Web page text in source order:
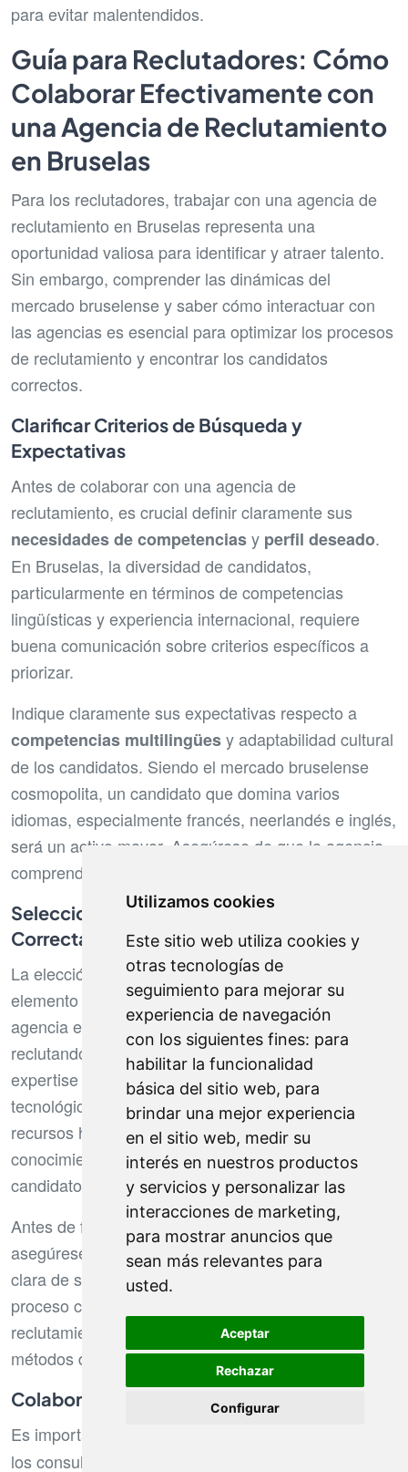
Utilizamos cookies
Este sitio web utiliza cookies y
otras tecnologías de
seguimiento para mejorar su
experiencia de navegación
con los siguientes fines: para
habilitar la funcionalidad
básica del sitio web, para
brindar una mejor experiencia
en el sitio web, medir su
interés en nuestros productos
y servicios y personalizar las
interacciones de marketing,
para mostrar anuncios que
sean más relevantes para
usted.
Aceptar
Rechazar
Configurar
para evitar malentendidos.
Guía para Reclutadores: Cómo
Colaborar Efectivamente con
una Agencia de Reclutamiento
en Bruselas
Para los reclutadores, trabajar con una agencia de
reclutamiento en Bruselas representa una
oportunidad valiosa para identificar y atraer talento.
Sin embargo, comprender las dinámicas del
mercado bruselense y saber cómo interactuar con
las agencias es esencial para optimizar los procesos
de reclutamiento y encontrar los candidatos
correctos.
Clarificar Criterios de Búsqueda y
Expectativas
Antes de colaborar con una agencia de
reclutamiento, es crucial definir claramente sus
necesidades de competenciasy perfil deseado.
En Bruselas, la diversidad de candidatos,
particularmente en términos de competencias
lingüísticas y experiencia internacional, requiere
buena comunicación sobre criterios específicos a
priorizar.
Indique claramente sus expectativas respecto a
competencias multilingüesy adaptabilidad cultural
de los candidatos. Siendo el mercado bruselense
cosmopolita, un candidato que domina varios
idiomas, especialmente francés, neerlandés e inglés,
será un activo mayor. Asegúrese de que la agencia
comprenda bien estas prioridades.
Seleccionar la Agencia de Reclutamiento
Correcta
La elección de la agencia de reclutamiento es un
elemento determinante. Es esencial seleccionar una
agencia especializada en el sector para el cual está
reclutando. En Bruselas, muchas agencias tienen
expertise variada, yendo de finanzas al sector
tecnológico, pasando por profesiones legales y de
recursos humanos. No dude en evaluar su
conocimiento del mercado local y su red de
candidatos potenciales.
Antes de firmar un contrato de colaboración,
asegúrese de que la agencia comparta una visión
clara de sus expectativas, tanto en términos de
proceso como de plazos. Las buenas agencias de
reclutamiento podrán ofrecerle visibilidad sobre sus
métodos de selección y resultados previos.
Colaborar Efectivamente con las Agencias
Es importante mantener una relación
los consultores de las agencias de reclutamiento.